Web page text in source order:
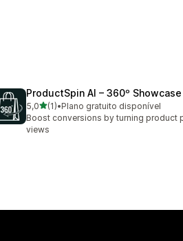
ProductSpin AI – 360º Showcase
5,0de 5 estrelas
(1)
1 total de avaliações
•Plano gratuito disponível
Boost conversions by turning product
views